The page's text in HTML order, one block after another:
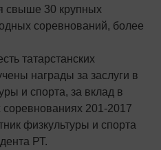
свыше 30 крупных
соревнований, более
татарстанских
награды за заслуги в
и спорта, за вклад в
201-2017
физкультуры и спорта
РТ.